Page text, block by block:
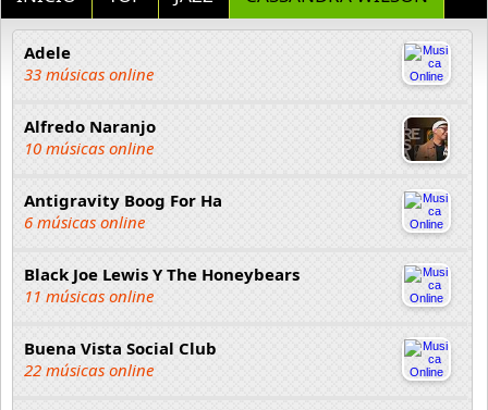
Adele
33 músicas online
Alfredo Naranjo
10 músicas online
Antigravity Boog For Ha
6 músicas online
Black Joe Lewis Y The Honeybears
11 músicas online
Buena Vista Social Club
22 músicas online